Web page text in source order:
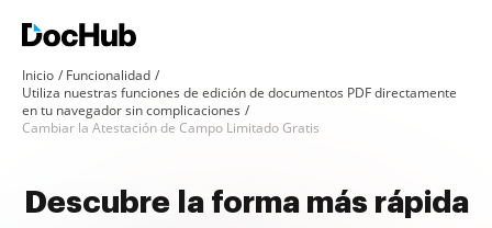
Inicio
Funcionalidad
Utiliza nuestras funciones de edición de documentos PDF directamente
en tu navegador sin complicaciones
Cambiar la Atestación de Campo Limitado Gratis
Descubre la forma más rápida